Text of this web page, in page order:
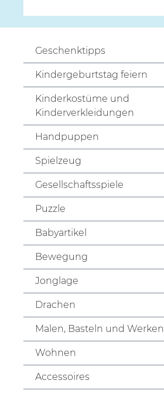
Geschenktipps
Kindergeburtstag feiern
Kinderkostüme und
Kinderverkleidungen
Handpuppen
Spielzeug
Gesellschaftsspiele
Puzzle
Babyartikel
Bewegung
Jonglage
Drachen
Malen, Basteln und Werken
Wohnen
Accessoires